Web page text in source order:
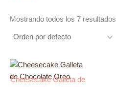
Mostrando todos los 7 resultados
Cheesecake Galleta de